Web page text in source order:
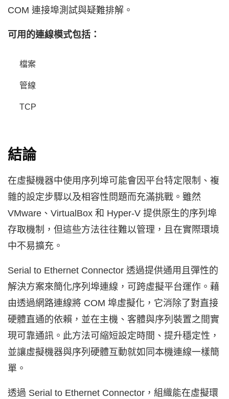
COM 連接埠測試與疑難排解。
可用的連線模式包括：
檔案
管線
TCP
結論
在虛擬機器中使用序列埠可能會因平台特定限制、複
雜的設定步驟以及相容性問題而充滿挑戰。雖然
VMware、VirtualBox 和 Hyper-V 提供原生的序列埠
存取機制，但這些方法往往難以管理，且在實際環境
中不易擴充。
Serial to Ethernet Connector 透過提供通用且彈性的
解決方案來簡化序列埠連線，可跨虛擬平台運作。藉
由透過網路連線將 COM 埠虛擬化，它消除了對直接
硬體直通的依賴，並在主機、客體與序列裝置之間實
現可靠通訊。此方法可縮短設定時間、提升穩定性，
並讓虛擬機器與序列硬體互動就如同本機連線一樣簡
單。
透過 Serial to Ethernet Connector，組織能在虛擬環